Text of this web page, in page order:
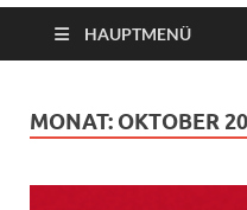
HAUPTMENÜ
MONAT: OKTOBER